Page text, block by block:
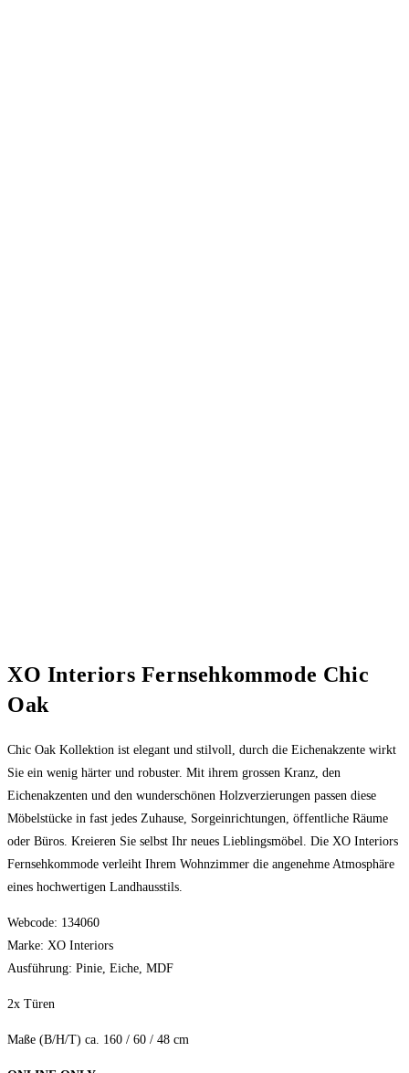
XO Interiors Fernsehkommode Chic
Oak
Chic Oak Kollektion ist elegant und stilvoll, durch die Eichenakzente wirkt
Sie ein wenig härter und robuster. Mit ihrem grossen Kranz, den
Eichenakzenten und den wunderschönen Holzverzierungen passen diese
Möbelstücke in fast jedes Zuhause, Sorgeinrichtungen, öffentliche Räume
oder Büros. Kreieren Sie selbst Ihr neues Lieblingsmöbel. Die XO Interiors
Fernsehkommode verleiht Ihrem Wohnzimmer die angenehme Atmosphäre
eines hochwertigen Landhausstils.
Webcode: 134060
Marke: XO Interiors
Ausführung: Pinie, Eiche, MDF
2x Türen
Maße (B/H/T) ca. 160 / 60 / 48 cm